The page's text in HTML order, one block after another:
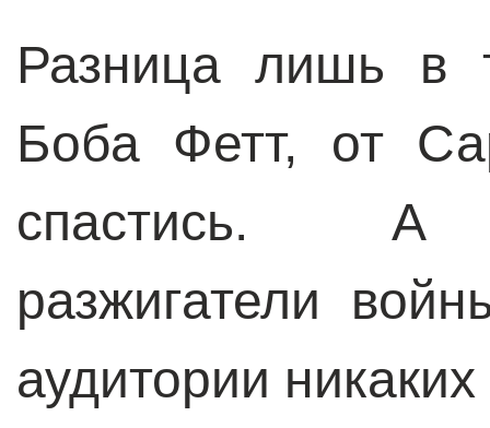
Разница лишь в
Боба Фетт, от
спастись. А
разжигатели
аудитории